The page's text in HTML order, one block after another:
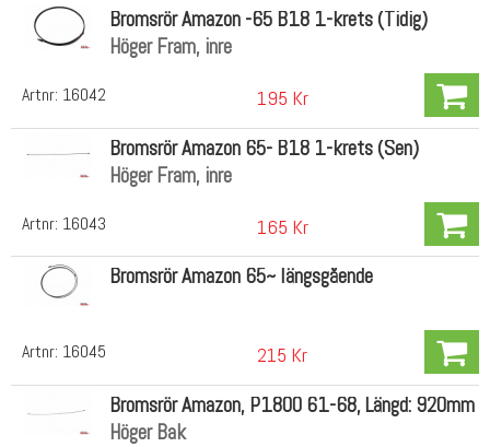
Artnr: 16042
Bromsrör Amazon -65 B18 1-krets (Tidig)
Höger Fram, inre
195 Kr
Artnr: 16043
Bromsrör Amazon 65- B18 1-krets (Sen)
Höger Fram, inre
165 Kr
Artnr: 16045
Bromsrör Amazon 65~ längsgående
215 Kr
Bromsrör Amazon, P1800 61-68, Längd: 920mm
Höger Bak